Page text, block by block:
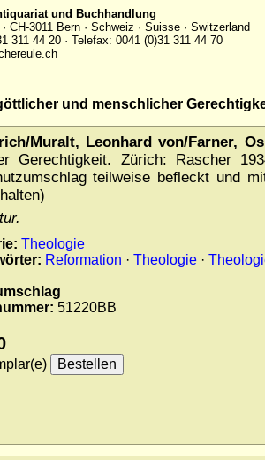
und Buchhandlung
CH-3011 Bern · Schweiz · Suisse · Switzerland
311 44 20 · Telefax: 0041 (0)31 311 44 70
und menschlicher
Muralt, Leonhard von/Farner,
Gerechtigkeit. Zürich: Rascher
teilweise befleckt und
Theologie
Reformation · Theologie ·
51220BB